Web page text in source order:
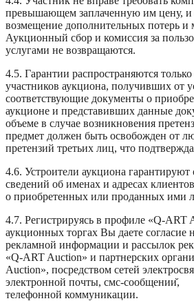
превышающем заплаченную им цену, и
возмещение дополнительных потерь и
Аукционный сбор и комиссия за
услугами не возвращаются.
4.5. Гарантии распространяются
участников аукциона, получивших от
соответствующие документы о
аукционе и представивших данные
объеме в случае возникновения
предмет должен быть освобожден от
претензий третьих лиц, что
4.6. Устроители аукциона гарантируют
сведений об именах и адресах
о приобретенных или проданных ими
4.7. Регистрируясь в профиле «Q-ART
аукционных торгах Вы даете согласие
рекламной информации и рассылок
«Q-ART Auction» и партнерских
Auction», посредством сетей
электронной почты, смс-сообщении,
телефонной коммуникации.